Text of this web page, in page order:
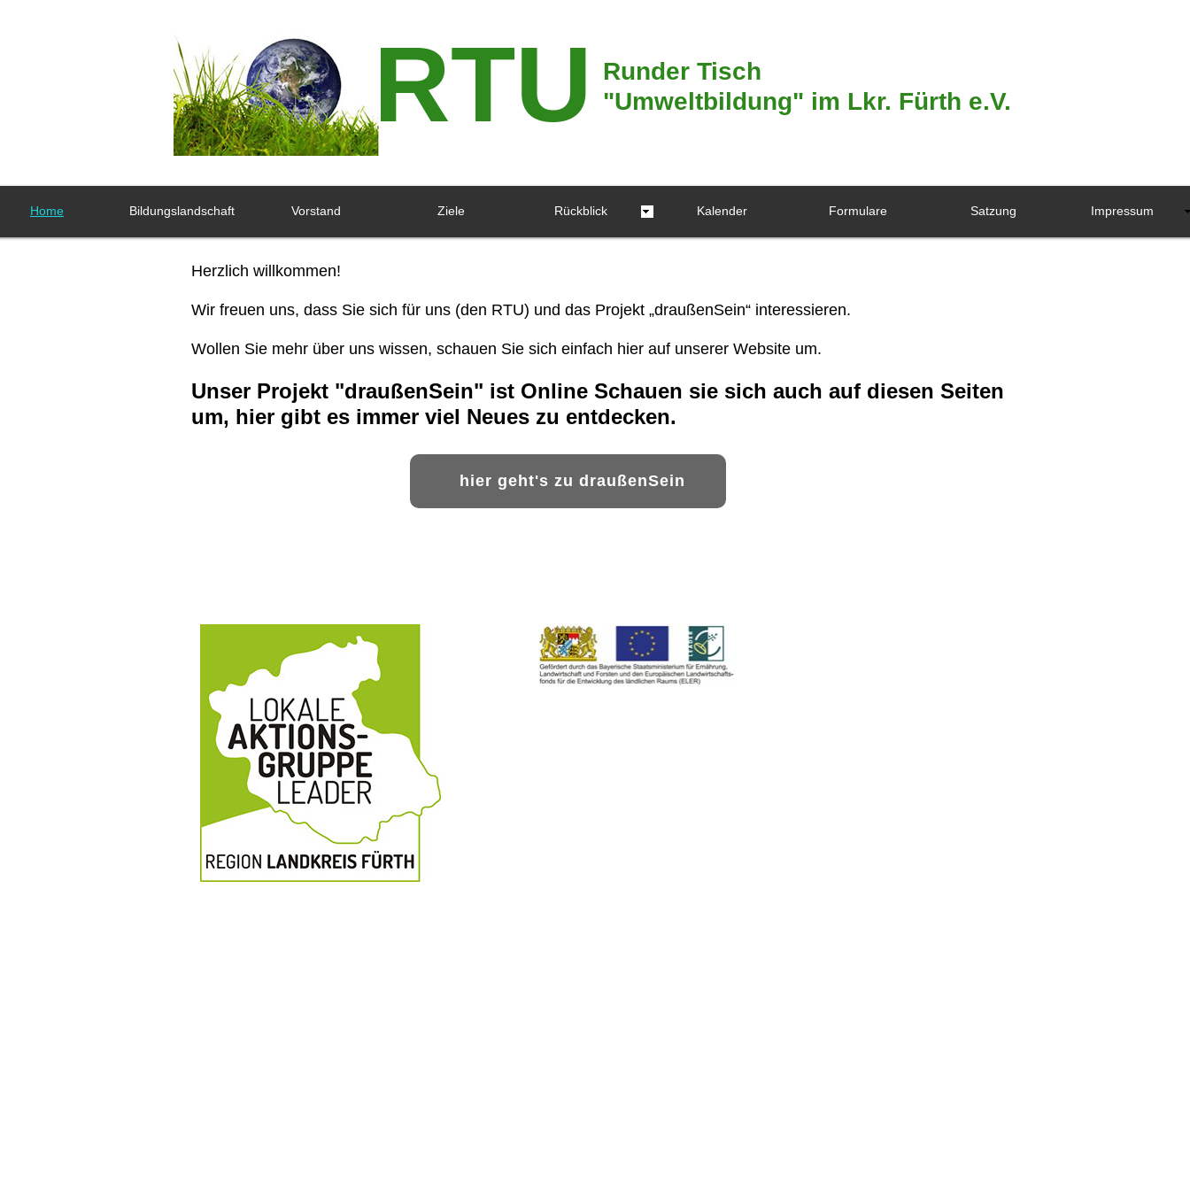
RTU
Runder Tisch
"Umweltbildung" im Lkr. Fürth e.V.
Home Bildungslandschaft Vorstand Ziele Rückblick Kalender Formulare Satzung Impressum
Herzlich willkommen!
Wir freuen uns, dass Sie sich für uns (den RTU) und das Projekt „draußenSein“ interessieren.
Wollen Sie mehr über uns wissen, schauen Sie sich einfach hier auf unserer Website um.
Unser Projekt "draußenSein" ist Online Schauen sie sich auch auf diesen Seiten
um, hier gibt es immer viel Neues zu entdecken.
hier geht's zu draußenSein